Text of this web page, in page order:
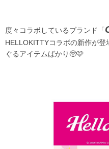
度々コラボしているブランド「
HELLOKITTYコラボの新作が
ぐるアイテムばかり🥺🩷